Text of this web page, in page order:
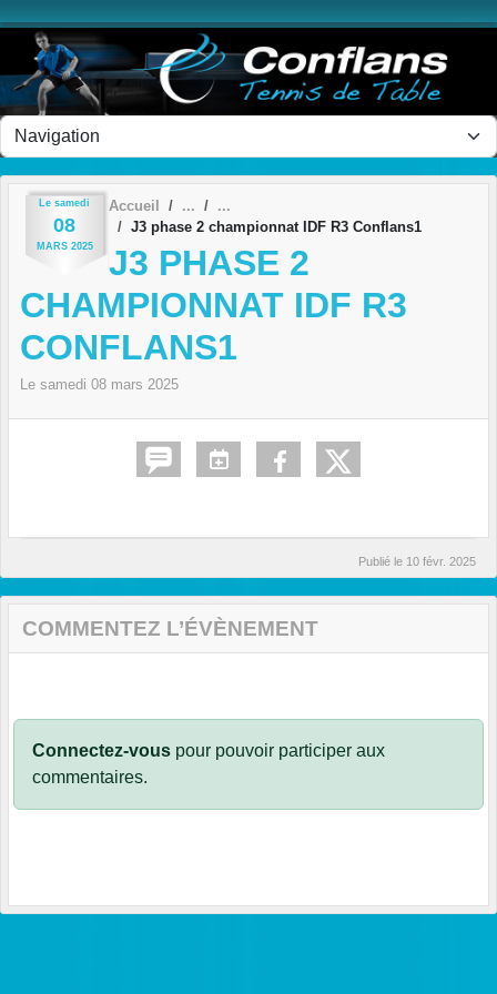
Le samedi
08
MARS 2025
Accueil
J3 phase 2 championnat IDF R3 Conflans1
J3 PHASE 2
CHAMPIONNAT IDF R3
CONFLANS1
Le samedi 08 mars 2025
Publié le 10 févr. 2025
COMMENTEZ L’ÉVÈNEMENT
Connectez-vous pour pouvoir participer aux
commentaires.